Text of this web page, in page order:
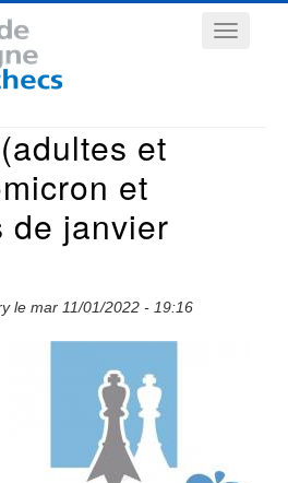
et
et
de janvier
le mar 11/01/2022 - 19:16